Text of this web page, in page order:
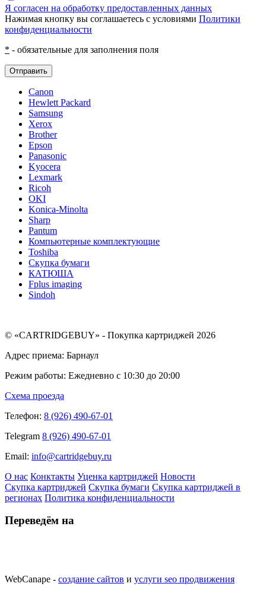
Я согласен на обработку предоставленных данных
Нажимая кнопку вы соглашаетесь с условиями Политики
конфиденциальности
* - обязательные для заполнения поля
Отправить
Canon
Hewlett Packard
Samsung
Xerox
Brother
Epson
Panasonic
Kyocera
Lexmark
Ricoh
OKI
Konica-Minolta
Sharp
Pantum
Компьютерные комплектующие
Toshiba
Скупка бумаги
КАТЮША
Fplus imaging
Sindoh
© «CARTRIDGEBUY» - Покупка картриджей 2026
Адрес приема: Барнаул
Режим работы: Ежедневно с 10:30 до 20:00
Схема проезда
Телефон: 8 (926) 490-67-01
Telegram 8 (926) 490-67-01
Email: info@cartridgebuy.ru
О нас Конктакты Уценка картриджей Новости
Скупка картриджей Скупка бумаги Скупка картриджей в
регионах Политика конфиденциальности
Переведём на
WebCanape - создание сайтов и услуги seo продвижения